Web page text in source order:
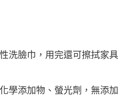
洗臉巾，用完還可擦拭家具
學添加物、螢光劑，無添加